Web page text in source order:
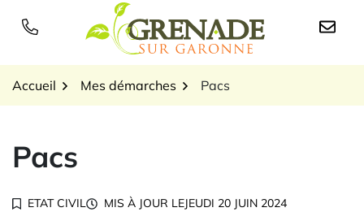
Logo Grenade sur
Accueil Mes démarches Pacs
Pacs
ETAT CIVIL MIS À JOUR LEJEUDI 20 JUIN 2024